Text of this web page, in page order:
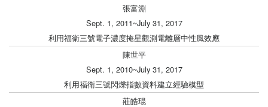
張富淵
Sept. 1, 2011~July 31, 2017
利用福衛三號電子濃度掩星觀測電離層中性風效應
陳世平
Sept. 1, 2010~July 31, 2017
利用福衛三號閃爍指數資料建立經驗模型
莊皓琨